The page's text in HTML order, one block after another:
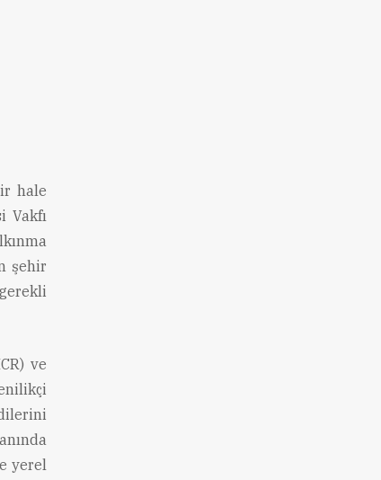
hale
Vakfı
şehir
ve
yerel